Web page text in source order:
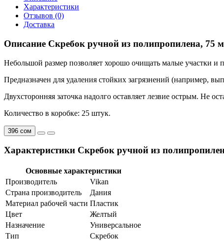
Характеристики
Отзывов (0)
Доставка
Описание Скребок ручной из полипропилена, 75
Небольшой размер позволяет хорошо очищать малые участки
Предназначен для удаления стойких загрязнений (например,
Двухсторонняя заточка надолго оставляет лезвие острым. Не
Количество в коробке: 25 штук.
396 сом
Характеристики Скребок ручной из
Основные характеристики
Производитель
Vikan
Страна производитель
Дания
Материал рабочей части Пластик
Цвет
Желтый
Назначение
Универсальное
Тип
Скребок